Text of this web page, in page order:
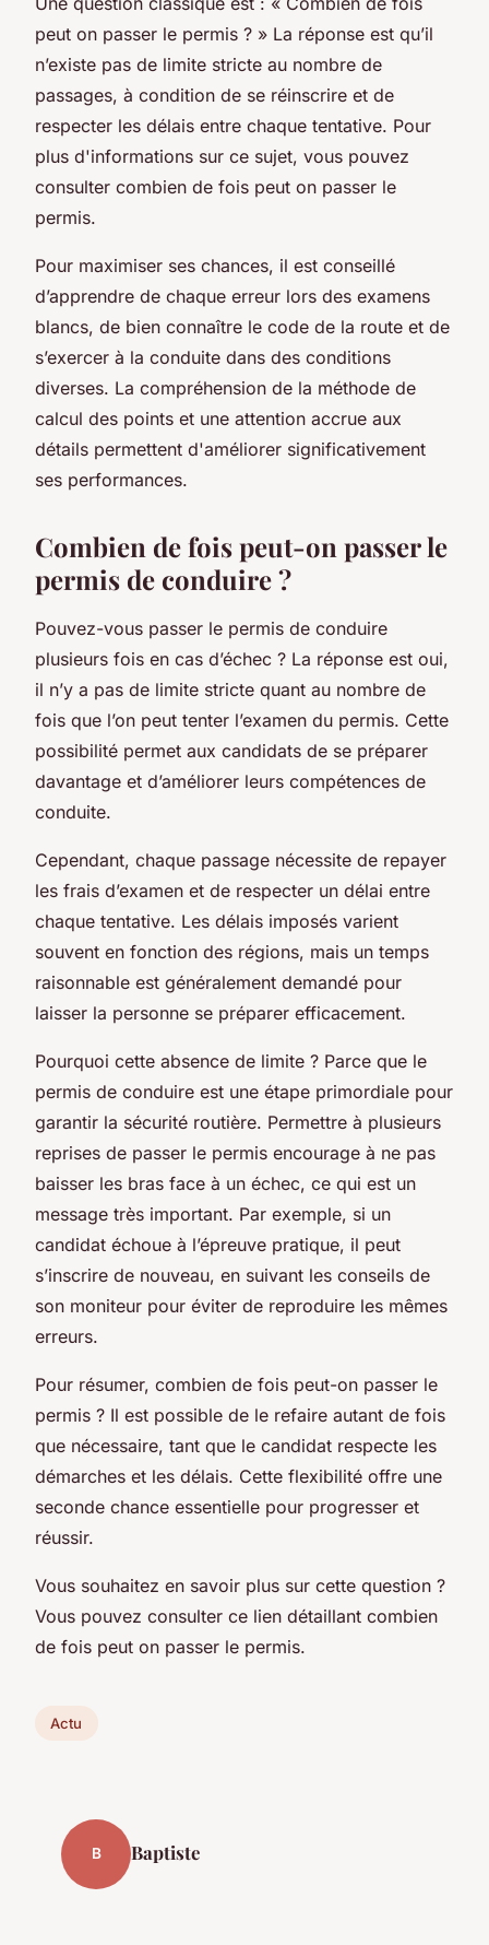
peut on passer le permis ? » La réponse est qu’il
n’existe pas de limite stricte au nombre de
passages, à condition de se réinscrire et de
respecter les délais entre chaque tentative. Pour
plus d'informations sur ce sujet, vous pouvez
consulter combien de fois peut on passer le
permis.
Pour maximiser ses chances, il est conseillé
d’apprendre de chaque erreur lors des examens
blancs, de bien connaître le code de la route et de
s’exercer à la conduite dans des conditions
diverses. La compréhension de la méthode de
calcul des points et une attention accrue aux
détails permettent d'améliorer significativement
ses performances.
Combien de fois peut-on passer le
permis de conduire ?
Pouvez-vous passer le permis de conduire
plusieurs fois en cas d’échec ? La réponse est oui,
il n’y a pas de limite stricte quant au nombre de
fois que l’on peut tenter l’examen du permis. Cette
possibilité permet aux candidats de se préparer
davantage et d’améliorer leurs compétences de
conduite.
Cependant, chaque passage nécessite de repayer
les frais d’examen et de respecter un délai entre
chaque tentative. Les délais imposés varient
souvent en fonction des régions, mais un temps
raisonnable est généralement demandé pour
laisser la personne se préparer efficacement.
Pourquoi cette absence de limite ? Parce que le
permis de conduire est une étape primordiale pour
garantir la sécurité routière. Permettre à plusieurs
reprises de passer le permis encourage à ne pas
baisser les bras face à un échec, ce qui est un
message très important. Par exemple, si un
candidat échoue à l’épreuve pratique, il peut
s’inscrire de nouveau, en suivant les conseils de
son moniteur pour éviter de reproduire les mêmes
erreurs.
Pour résumer, combien de fois peut-on passer le
permis ? Il est possible de le refaire autant de fois
que nécessaire, tant que le candidat respecte les
démarches et les délais. Cette flexibilité offre une
seconde chance essentielle pour progresser et
réussir.
Vous souhaitez en savoir plus sur cette question ?
Vous pouvez consulter ce lien détaillant combien
de fois peut on passer le permis.
Actu
B Baptiste